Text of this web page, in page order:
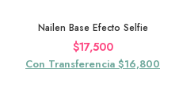
Nailen Base Efecto Selfie
$17,500
Con Transferencia $16,800